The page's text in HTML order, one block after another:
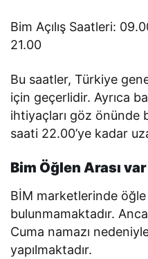
Bim Açılış Saatleri:
21.00
Bu saatler, Türkiye
için geçerlidir. Ayrıca
ihtiyaçları göz önünde
saati 22.00’ye kadar
Bim Öğlen Arası var
BİM marketlerinde öğle
bulunmamaktadır.
Cuma namazı
yapılmaktadır.